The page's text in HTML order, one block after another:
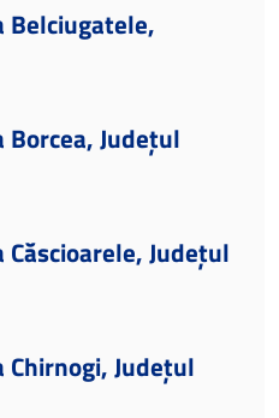
Belciugatele,
Borcea, Județul
Județul
Chirnogi, Județul